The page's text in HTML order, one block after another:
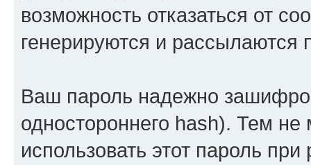
возможность отказаться от
генерируются и
Ваш пароль надежно
одностороннего hash). Тем
использовать этот пароль